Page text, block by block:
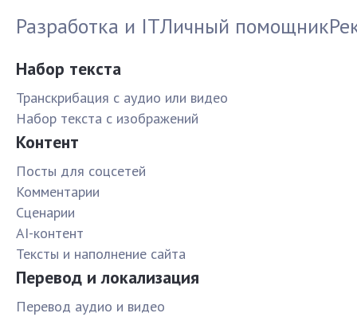
Разработка и ITЛичный помощник
Набор текста
Транскрибация с аудио или видео
Набор текста с изображений
Контент
Посты для соцсетей
Комментарии
Сценарии
AI-контент
Тексты и наполнение сайта
Перевод и локализация
Перевод аудио и видео